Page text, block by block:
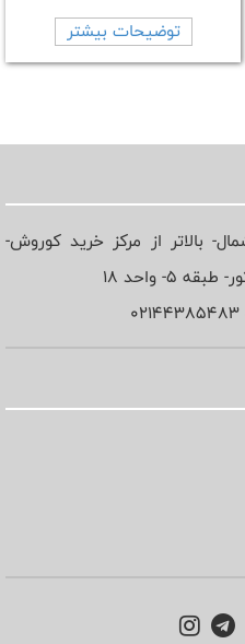
توضیحات بیشتر
بالاتر از مرکز خرید کوروش-
واحد 18